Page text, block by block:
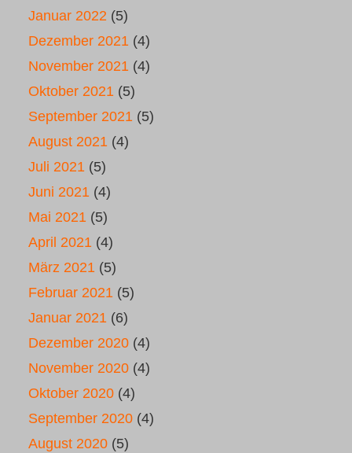
Januar 2022 (5)
Dezember 2021 (4)
November 2021 (4)
Oktober 2021 (5)
September 2021 (5)
August 2021 (4)
Juli 2021 (5)
Juni 2021 (4)
Mai 2021 (5)
April 2021 (4)
März 2021 (5)
Februar 2021 (5)
Januar 2021 (6)
Dezember 2020 (4)
November 2020 (4)
Oktober 2020 (4)
September 2020 (4)
August 2020 (5)